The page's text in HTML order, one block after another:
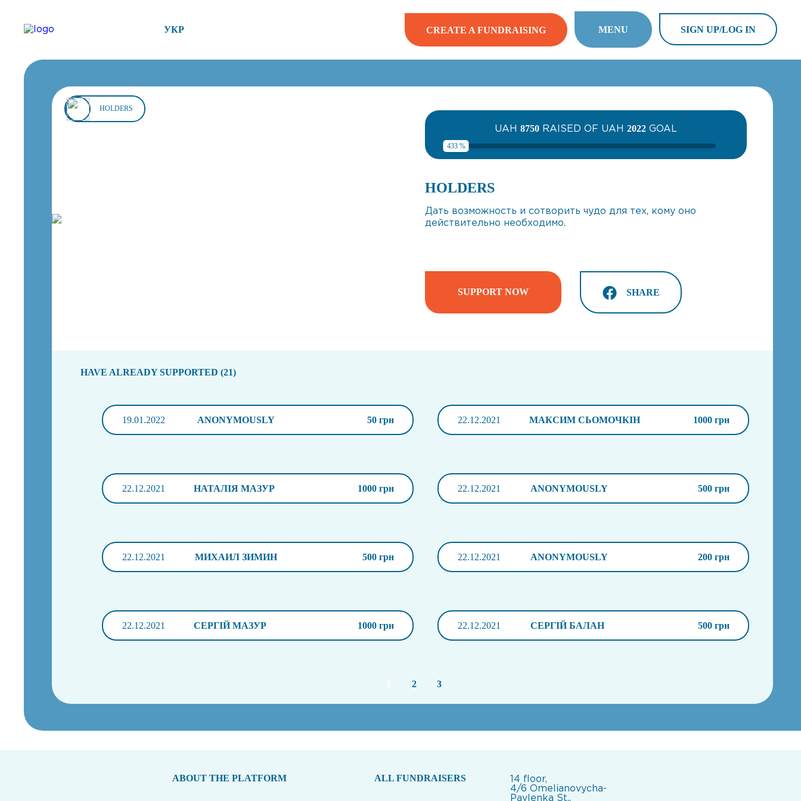
УКР CREATE A FUNDRAISING MENU SIGN UP/LOG IN
HOLDERS
UAH 8750 RAISED OF UAH 2022 GOAL
433 %
HOLDERS
Дать возможность и сотворить чудо для тех, кому оно
действительно необходимо.
SUPPORT NOW SHARE
HAVE ALREADY SUPPORTED (21)
19.01.2022 ANONYMOUSLY 50 грн 22.12.2021 МАКСИМ СЬОМОЧКІН 1000 грн
22.12.2021 НАТАЛІЯ МАЗУР 1000 грн 22.12.2021 ANONYMOUSLY 500 грн
22.12.2021 МИХАИЛ ЗИМИН 500 грн 22.12.2021 ANONYMOUSLY 200 грн
22.12.2021 СЕРГІЙ МАЗУР 1000 грн 22.12.2021 СЕРГІЙ БАЛАН 500 грн
2 3
ABOUT THE PLATFORM ALL FUNDRAISERS
14 floor,
4/6 Omelianovycha-
Pavlenka St.,